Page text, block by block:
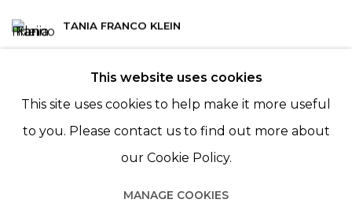
TANIA FRANCO KLEIN
This website uses cookies
This site uses cookies to help make it more useful
to you. Please contact us to find out more about
our Cookie Policy.
MANAGE COOKIES